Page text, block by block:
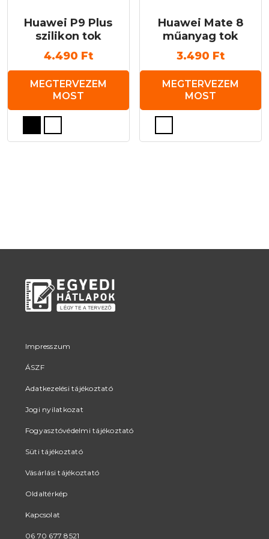
Huawei P9 Plus
szilikon tok
4.490 Ft
MEGTERVEZEM
MOST
Ennek
terméknek
Huawei Mate 8
műanyag tok
3.490 Ft
MEGTERVEZEM
MOST
Ennek
terméknek
Impresszum
ÁSZF
Adatkezelési tájékoztató
Jogi nyilatkozat
Fogyasztóvédelmi tájékoztató
Süti tájékoztató
Vásárlási tájékoztató
Oldaltérkép
Kapcsolat
06 70 677 8521